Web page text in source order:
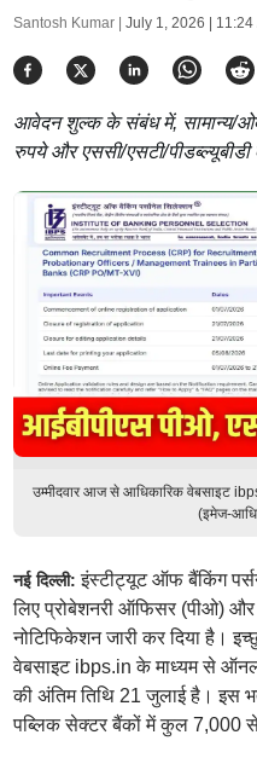
Santosh Kumar | July 1, 2026 | 11:24
आवेदन शुल्क के संबंध में, सामान्य/
रुपये और एससी/एसटी/
उम्मीदवार आज से आधिकारिक वेबसाइट
(इमेज-
नई दिल्ली:इंस्टीट्यूट ऑफ बैंकिंग
लिए प्रोबेशनरी ऑफिसर (पीओ)
नोटिफिकेशन जारी कर दिया है।
वेबसाइट ibps.in के माध्यम से
की अंतिम तिथि 21 जुलाई है। इस
पब्लिक सेक्टर बैंकों में कुल 7,000 से